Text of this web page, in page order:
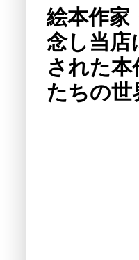
絵本作家
念し当店
された
たちの世